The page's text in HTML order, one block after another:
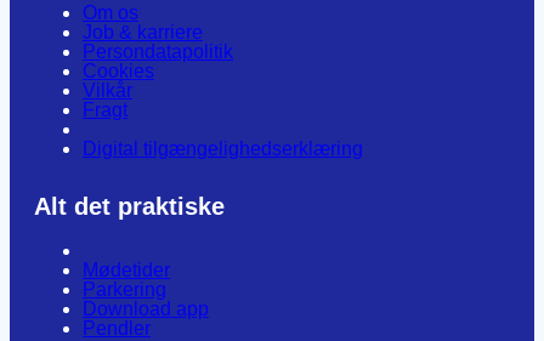
Om os
Job & karriere
Persondatapolitik
Cookies
Vilkår
Fragt
Digital tilgængelighedserklæring
Alt det praktiske
Mødetider
Parkering
Download app
Pendler